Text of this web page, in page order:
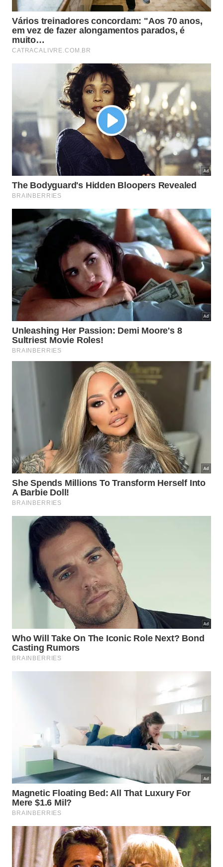
Outro cuidado é evitar entupimentos em pias e
ralos, já que o acúmulo de borra pode prejudicar a
tubulação ao longo do tempo. A orientação é
descartar o excesso de café no lixo orgânico, usar
pequenas quantidades na pia e preferir apenas
bicarbonato em pó seco, em dose moderada,
quando a intenção for atuar diretamente no
encanamento.
Como aproveitar melhor o café
usado com bicarbonato na rotina da
casa?
No contexto atual de maior atenção ao desperdício
e ao impacto ambiental, reaproveitar o café usado
com bicarbonato se encaixa bem em hábitos mais
sustentáveis, mas funciona melhor como
complemento à limpeza comum do que como único
recurso. Os resultados variam conforme o tipo de
sujeira, o material da panela e a frequência de uso.
Para facilitar ainda mais a rotina, vale combinar essa
mistura com outros hábitos simples, como
preaquecer panelas antes de cozinhar, usar a
quantidade adequada de óleo, evitar chama muito
alta e deixar utensílios de molho quando não puder
lavá-los na hora.